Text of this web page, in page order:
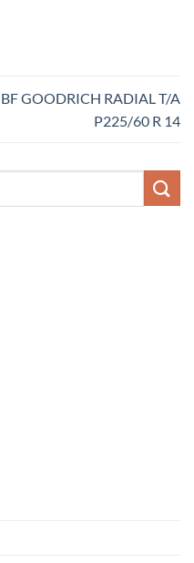
BF GOODRICH RADIAL T/A
P225/60 R 14